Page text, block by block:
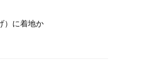
）に着地か